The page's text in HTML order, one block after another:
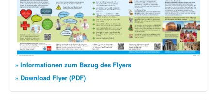
» Informationen zum Bezug des Flyers
» Download Flyer (PDF)